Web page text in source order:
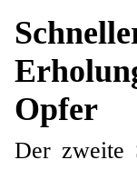
Opfer
Der zweite